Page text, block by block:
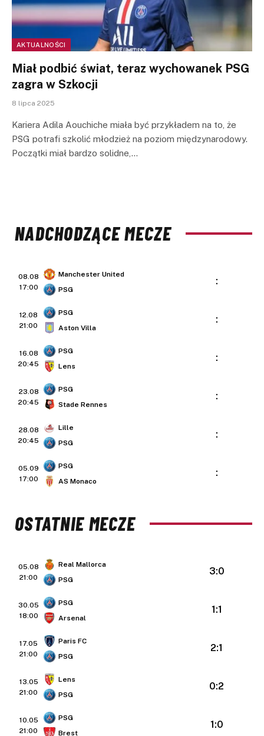
AKTUALNOŚCI
Miał podbić świat, teraz wychowanek PSG
zagra w Szkocji
8 lipca 2025
Kariera Adila Aouchiche miała być przykładem na to, że
PSG potrafi szkolić młodzież na poziom międzynarodowy.
Początki miał bardzo solidne,…
NADCHODZĄCE MECZE
08.08
17:00
Manchester United
PSG
:
12.08
21:00
PSG
Aston Villa
:
16.08
20:45
PSG
Lens
:
23.08
20:45
PSG
Stade Rennes
:
28.08
20:45
Lille
PSG
:
05.09
17:00
PSG
AS Monaco
:
OSTATNIE MECZE
05.08
21:00
Real Mallorca
PSG
3:0
30.05
18:00
PSG
Arsenal
1:1
17.05
21:00
Paris FC
PSG
2:1
13.05
21:00
Lens
PSG
0:2
10.05
21:00
PSG
Brest
1:0